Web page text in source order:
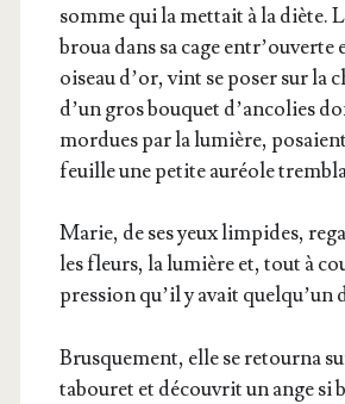
somme qui la met­tait à la diète.
broua dans sa cage entr’ou­verte
oiseau d’or, vint se poser sur la
d’un gros bou­quet d’an­co­lies
mor­dues par la lumière,
feuille une petite auréole
Marie, de ses yeux lim­pides,
les fleurs, la lumière et, tout à
pres­sion qu’il y avait quel­qu’un
Brus­que­ment, elle se retour­na
tabou­ret et décou­vrit un ange si